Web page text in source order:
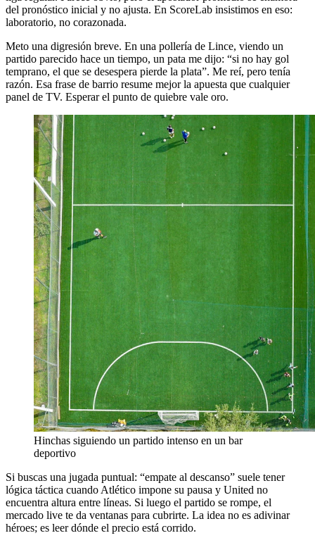
del pronóstico inicial y no ajusta. En ScoreLab insistimos en eso:
laboratorio, no corazonada.
Meto una digresión breve. En una pollería de Lince, viendo un
partido parecido hace un tiempo, un pata me dijo: “si no hay gol
temprano, el que se desespera pierde la plata”. Me reí, pero tenía
razón. Esa frase de barrio resume mejor la apuesta que cualquier
panel de TV. Esperar el punto de quiebre vale oro.
Hinchas siguiendo un partido intenso en un bar
deportivo
Si buscas una jugada puntual: “empate al descanso” suele tener
lógica táctica cuando Atlético impone su pausa y United no
encuentra altura entre líneas. Si luego el partido se rompe, el
mercado live te da ventanas para cubrirte. La idea no es adivinar
héroes; es leer dónde el precio está corrido.